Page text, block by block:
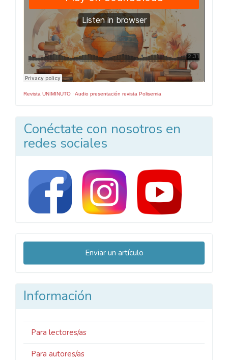
Revista UNIMINUTO · Audio presentación revista Polisemia
Conéctate con nosotros en
redes sociales
Enviar
un
artículo
Enviar un artículo
Información
Para lectores/as
Para autores/as